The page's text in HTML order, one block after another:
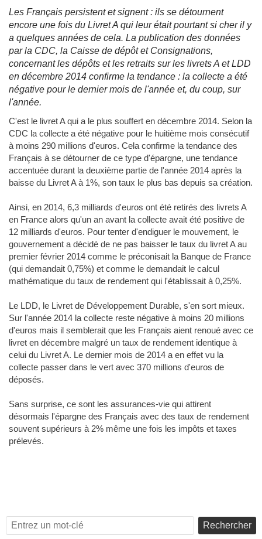
Les Français persistent et signent : ils se détournent
encore une fois du Livret A qui leur était pourtant si cher il y
a quelques années de cela. La publication des données
par la CDC, la Caisse de dépôt et Consignations,
concernant les dépôts et les retraits sur les livrets A et LDD
en décembre 2014 confirme la tendance : la collecte a été
négative pour le dernier mois de l'année et, du coup, sur
l'année.
C'est le livret A qui a le plus souffert en décembre 2014. Selon la
CDC la collecte a été négative pour le huitième mois consécutif
à moins 290 millions d'euros. Cela confirme la tendance des
Français à se détourner de ce type d'épargne, une tendance
accentuée durant la deuxième partie de l'année 2014 après la
baisse du Livret A à 1%, son taux le plus bas depuis sa création.
Ainsi, en 2014, 6,3 milliards d'euros ont été retirés des livrets A
en France alors qu'un an avant la collecte avait été positive de
12 milliards d'euros. Pour tenter d'endiguer le mouvement, le
gouvernement a décidé de ne pas baisser le taux du livret A au
premier février 2014 comme le préconisait la Banque de France
(qui demandait 0,75%) et comme le demandait le calcul
mathématique du taux de rendement qui l'établissait à 0,25%.
Le LDD, le Livret de Développement Durable, s'en sort mieux.
Sur l'année 2014 la collecte reste négative à moins 20 millions
d'euros mais il semblerait que les Français aient renoué avec ce
livret en décembre malgré un taux de rendement identique à
celui du Livret A. Le dernier mois de 2014 a en effet vu la
collecte passer dans le vert avec 370 millions d'euros de
déposés.
Sans surprise, ce sont les assurances-vie qui attirent
désormais l'épargne des Français avec des taux de rendement
souvent supérieurs à 2% même une fois les impôts et taxes
prélevés.
Rechercher